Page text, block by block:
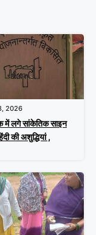
2026
लगे सांकेतिक साइन
की अशुद्धियां ,